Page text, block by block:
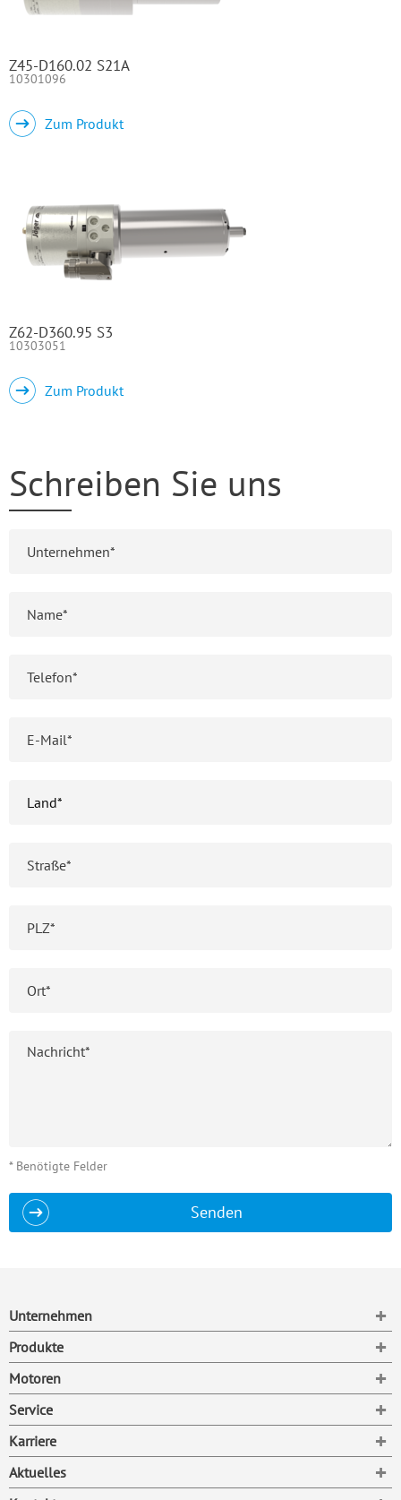
Z45-D160.02 S21A
10301096
Zum Produkt
Z62-D360.95 S3
10303051
Zum Produkt
Schreiben Sie uns
* Benötigte Felder
Senden
Unternehmen
Produkte
Motoren
Service
Karriere
Aktuelles